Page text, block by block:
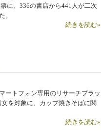
に、336の書店から441人が二次
。
続きを読む»
ートフォン専用のリサーチプラッ
を対象に、カップ焼きそばに関
続きを読む»